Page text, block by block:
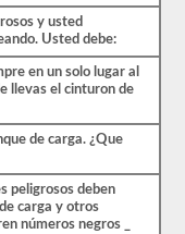
y usted
Usted debe:
en un solo lugar al
llevas el cinturon de
de carga. ¿Que
peligrosos deben
carga y otros
números negros _